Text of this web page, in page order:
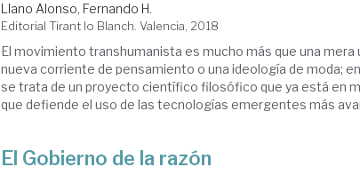
Llano Alonso, Fernando H.
Editorial Tirant lo Blanch. Valencia, 2018
El movimiento transhumanista es mucho más que una mera
nueva corriente de pensamiento o una ideología de moda;
se trata de un proyecto científico filosófico que ya está en
que defiende el uso de las tecnologías emergentes más
El Gobierno de la razón